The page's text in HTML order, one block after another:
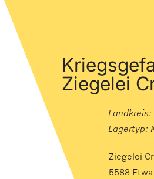
Ziegelei
Landkreis:
Lagertyp:
Ziegelei
5588